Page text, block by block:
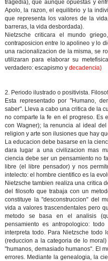
tragedia), que aunque opuestas y
Apolo, la razon, el equilibrio y la
que representa los valores de la
barreras, la vida desbordada).
Nietzsche criticara el mundo
contraposicion entre lo apolineo y lo
una racionalizacion de la misma, se
utilizaran para elaborar su
verdadero: escapismo y decadencia)
2. Periodo ilustrado o positivista.
Esta representado por "Humano,
saber". Lleva a cabo una critica de la
no comparte la fe en el progreso. Es
con Wagner); la renuncia al ideal
religion y arte son ilusiones que hay
La educacion debe basarse en la
dara lugar a una civilizacion mas
ciencia debe ser un pensamiento no
libre (el libre pensador) y nos
intelecto: el hombre cientifico es la
Nietzsche tambien realiza una critica
del filosofo que trabaja con un
constituye la "desconstruccion" del
vida a valores trascendentales pero
metodo se basa en el analisis
pensamiento es antropologico:
interpreta todo. Para Nietzsche todo
(reduccion a la categoria de lo
"humanos, demasiado humanos". El
errores. Mediante la genealogia, la